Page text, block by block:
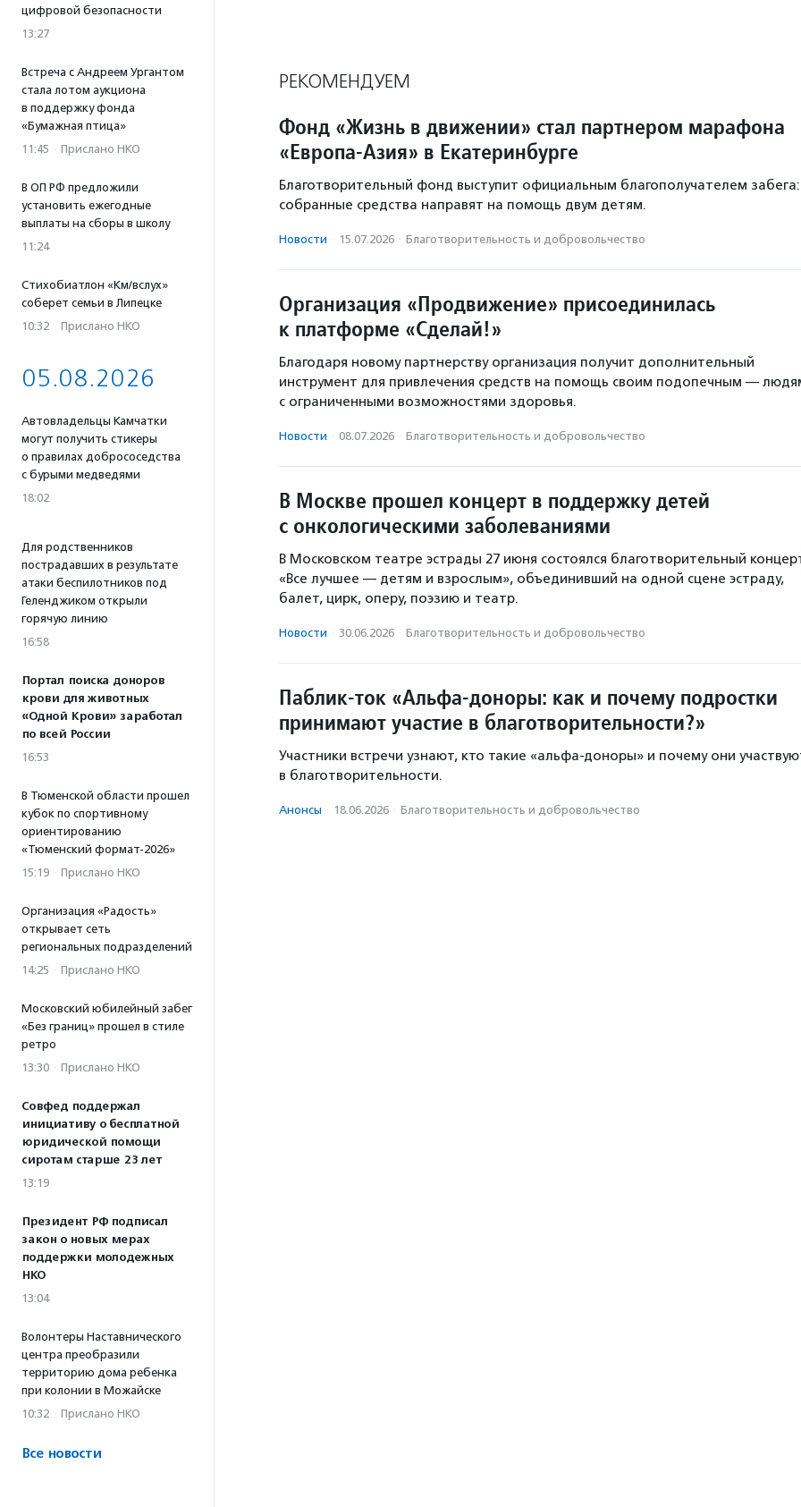
цифровой безопасности
13:27
Встреча с Андреем Ургантом
стала лотом аукциона
в поддержку фонда
«Бумажная птица»
11:45 · Прислано НКО
В ОП РФ предложили
установить ежегодные
выплаты на сборы в школу
11:24
Стихобиатлон «Км/вслух»
соберет семьи в Липецке
10:32 · Прислано НКО
05.08.2026
Автовладельцы Камчатки
могут получить стикеры
о правилах добрососедства
с бурыми медведями
18:02
Для родственников
пострадавших в результате
атаки беспилотников под
Геленджиком открыли
горячую линию
16:58
Портал поиска доноров
крови для животных
«Одной Крови» заработал
по всей России
16:53
В Тюменской области прошел
кубок по спортивному
ориентированию
«Тюменский формат-2026»
15:19 · Прислано НКО
Организация «Радость»
открывает сеть
региональных подразделений
14:25 · Прислано НКО
Московский юбилейный забег
«Без границ» прошел в стиле
ретро
13:30 · Прислано НКО
Совфед поддержал
инициативу о бесплатной
юридической помощи
сиротам старше 23 лет
13:19
Президент РФ подписал
закон о новых мерах
поддержки молодежных
НКО
13:04
Волонтеры Наставнического
центра преобразили
территорию дома ребенка
при колонии в Можайске
10:32 · Прислано НКО
Все новости
РЕКОМЕНДУЕМ
Фонд «Жизнь в движении» стал партнером марафона
«Европа-Азия» в Екатеринбурге
Благотворительный фонд выступит официальным благополучателем забега:
собранные средства направят на помощь двум детям.
Новости · 15.07.2026 · Благотвори­тель­ность и доброволь­чест­во
Организация «Продвижение» присоединилась
к платформе «Сделай!»
Благодаря новому партнерству организация получит дополнительный
инструмент для привлечения средств на помощь своим подопечным —
с ограниченными возможностями здоровья.
Новости · 08.07.2026 · Благотвори­тель­ность и доброволь­чест­во
В Москве прошел концерт в поддержку детей
с онкологическими заболеваниями
В Московском театре эстрады 27 июня состоялся благотворительный
«Все лучшее — детям и взрослым», объединивший на одной сцене эстраду,
балет, цирк, оперу, поэзию и театр.
Новости · 30.06.2026 · Благотвори­тель­ность и доброволь­чест­во
Паблик-ток «Альфа-доноры: как и почему подростки
принимают участие в благотворительности?»
Участники встречи узнают, кто такие «альфа-доноры» и почему они
в благотворительности.
Анонсы · 18.06.2026 · Благотвори­тель­ность и доброволь­чест­во